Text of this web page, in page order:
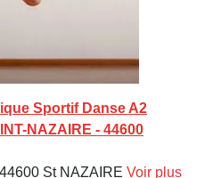
Sportif Danse A2
NAZAIRE - 44600
St NAZAIRE Voir plus